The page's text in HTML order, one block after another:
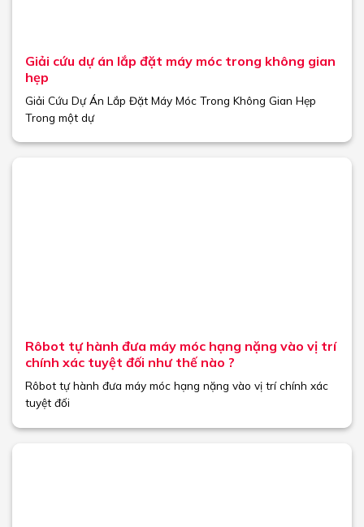
Giải cứu dự án lắp đặt máy móc trong không gian
hẹp
Giải Cứu Dự Án Lắp Đặt Máy Móc Trong Không Gian Hẹp
Trong một dự
Rôbot tự hành đưa máy móc hạng nặng vào vị trí
chính xác tuyệt đối như thế nào ?
Rôbot tự hành đưa máy móc hạng nặng vào vị trí chính xác
tuyệt đối